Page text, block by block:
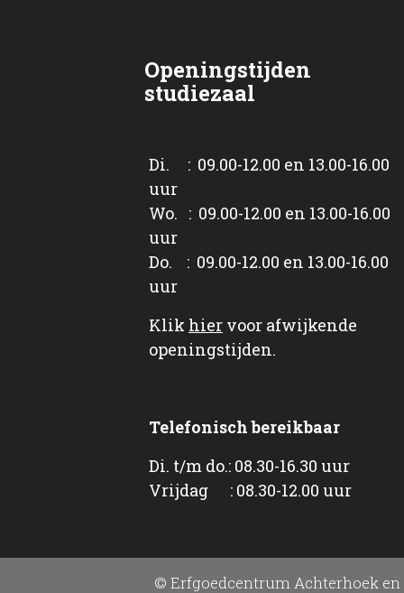
Openingstijden
studiezaal
Di. : 09.00-12.00 en 13.00-16.00
uur
Wo. : 09.00-12.00 en 13.00-16.00
uur
Do. : 09.00-12.00 en 13.00-16.00
uur
Klik hier voor afwijkende
openingstijden.
Telefonisch bereikbaar
Di. t/m do.: 08.30-16.30 uur
Vrijdag : 08.30-12.00 uur
© Erfgoedcentrum Achterhoek en